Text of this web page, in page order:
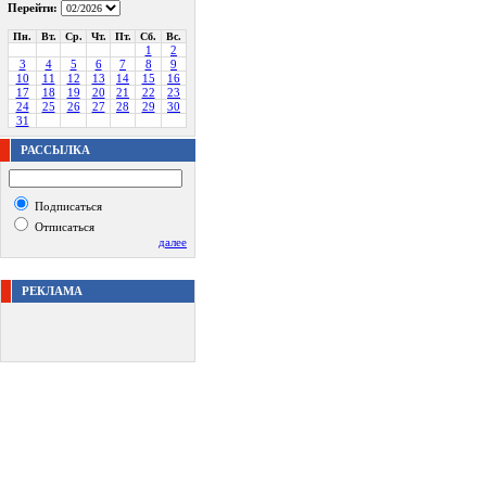
Перейти:
Пн. Вт. Ср. Чт. Пт. Сб. Вс.
1
2
3
4 5 6 7 8
9
10
11 12 13 14 15
16
17
18 19 20 21 22
23
24
25 26 27 28 29
30
31
РАССЫЛКА
Подписаться
Отписаться
далее
РЕКЛАМА